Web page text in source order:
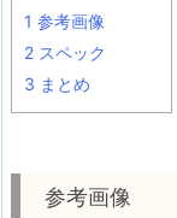
1 参考画像
2 スペック
3 まとめ
参考画像